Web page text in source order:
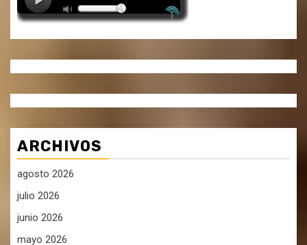
ARCHIVOS
agosto 2026
julio 2026
junio 2026
mayo 2026